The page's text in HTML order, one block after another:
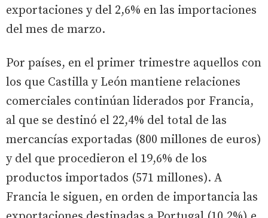
exportaciones y del 2,6% en las importaciones
del mes de marzo.
Por países, en el primer trimestre aquellos con
los que Castilla y León mantiene relaciones
comerciales continúan liderados por Francia,
al que se destinó el 22,4% del total de las
mercancías exportadas (800 millones de euros)
y del que procedieron el 19,6% de los
productos importados (571 millones). A
Francia le siguen, en orden de importancia las